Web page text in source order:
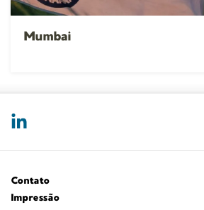
Mumbai
Contato
Impressão